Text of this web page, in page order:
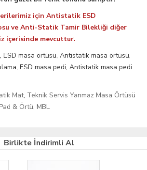
için Antistatik ESD
ve Anti-Statik Tamir Bilekliği diğer
içerisinde mevcuttur.
ESD masa örtüsü, Antistatik masa örtüsü,
ESD masa pedi, Antistatik masa pedi
Mat, Teknik Servis Yanmaz Masa Örtüsü
& Örtü, MBL
Birlikte İndirimli Al